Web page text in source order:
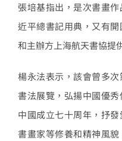
張培基指出，是次書畫
近平總書記用典，又有
和主辦方上海航天書協提
楊永法表示，該會曾多
書法展覽，弘揚中國優
中國成立七十周年，抒
書畫家等修養和精神風